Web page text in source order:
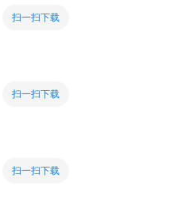
扫一扫下载
扫一扫下载
扫一扫下载